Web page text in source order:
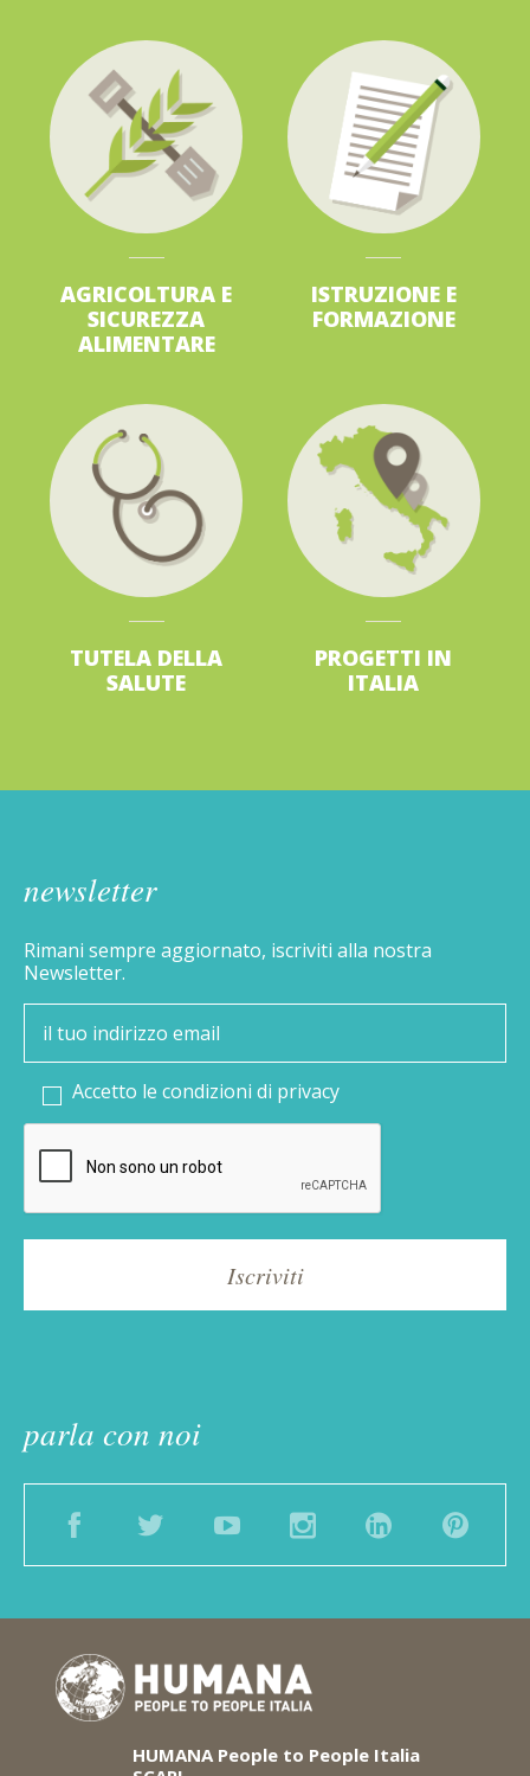
AGRICOLTURA E
SICUREZZA
ALIMENTARE
ISTRUZIONEE
FORMAZIONE
TUTELA DELLA
SALUTE
PROGETTI IN
ITALIA
newsletter
Rimani sempre aggiornato, iscriviti alla nostra
Newsletter.
Accetto le condizioni di privacy
parla con noi
FacebookTwitter YouTubeInstagramLinkedIn
HUMANAPeople to People Italia